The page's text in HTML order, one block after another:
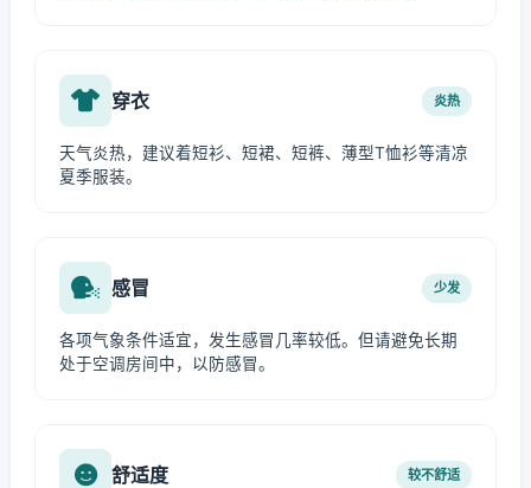
穿衣 炎热
天气炎热，建议着短衫、短裙、短裤、薄型T恤衫等清凉
夏季服装。
感冒 少发
各项气象条件适宜，发生感冒几率较低。但请避免长期
处于空调房间中，以防感冒。
舒适度 较不舒适